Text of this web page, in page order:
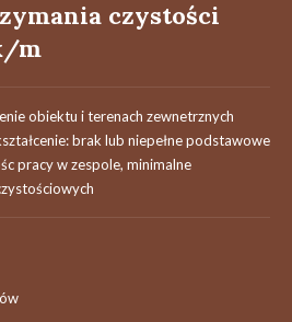
czystości
m
obiektu i terenach zewnetrznych
brak lub niepełne podstawowe
pracy w zespole, minimalne